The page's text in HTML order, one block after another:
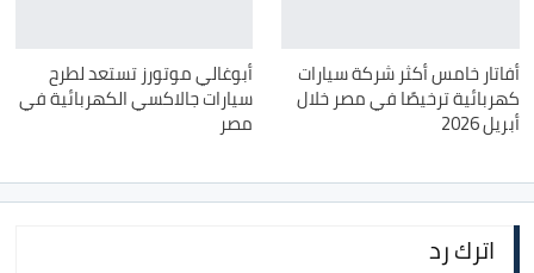
أفاتار خامس أكثر شركة سيارات
كهربائية ترخيصًا في مصر خلال
أبريل 2026
أبوغالي موتورز تستعد لطرح
سيارات جالاكسي الكهربائية في
مصر
اترك رد